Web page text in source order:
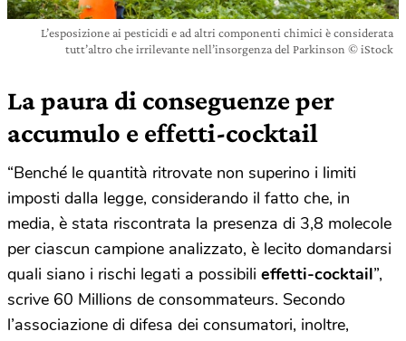
L’esposizione ai pesticidi e ad altri componenti chimici è considerata
tutt’altro che irrilevante nell’insorgenza del Parkinson © iStock
La paura di conseguenze per
accumulo e effetti-cocktail
“Benché le quantità ritrovate non superino i limiti
imposti dalla legge, considerando il fatto che, in
media, è stata riscontrata la presenza di 3,8 molecole
per ciascun campione analizzato, è lecito domandarsi
quali siano i rischi legati a possibili effetti-cocktail”,
scrive 60 Millions de consommateurs. Secondo
l’associazione di difesa dei consumatori, inoltre,